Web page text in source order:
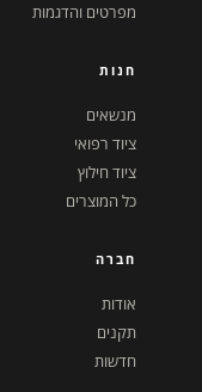
מפרטים והדגמות
חנות
מנשאים
ציוד רפואי
ציוד חילוץ
כל המוצרים
חברה
אודות
תקנים
חדשות